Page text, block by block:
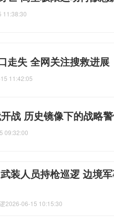
11:38:30
走失 全网关注搜救进展
11:42:05
战 历史镜像下的战略
09:32:00
装人员持枪巡逻 边境
2026-06-15 10:15:30